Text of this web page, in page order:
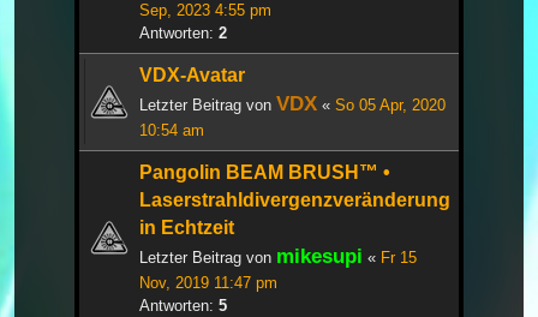
Sep, 2023 4:55 pm
Antworten: 2
VDX-Avatar
Letzter Beitrag von VDX « So 05 Apr, 2020
10:54 am
Pangolin BEAM BRUSH™ •
Laserstrahldivergenzveränderung
in Echtzeit
Letzter Beitrag von mikesupi « Fr 15
Nov, 2019 11:47 pm
Antworten: 5